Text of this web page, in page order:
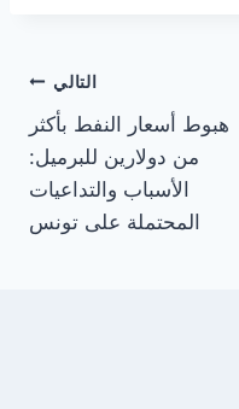
التالي
هبوط أسعار النفط بأكثر
من دولارين للبرميل:
الأسباب والتداعيات
المحتملة على تونس